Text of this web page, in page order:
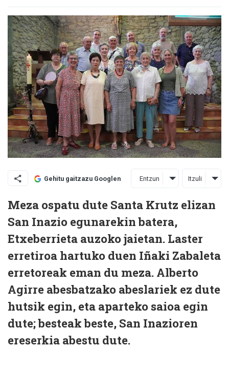
Gehitu gaitzazu Googlen Entzun Itzuli
Meza ospatu dute Santa Krutz elizan
San Inazio egunarekin batera,
Etxeberrieta auzoko jaietan. Laster
erretiroa hartuko duen Iñaki Zabaleta
erretoreak eman du meza. Alberto
Agirre abesbatzako abeslariek ez dute
hutsik egin, eta aparteko saioa egin
dute; besteak beste, San Inazioren
ereserkia abestu dute.